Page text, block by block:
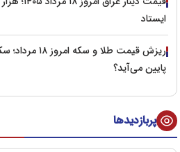
ایستاد
پایین می‌آید؟
پربازدیدها